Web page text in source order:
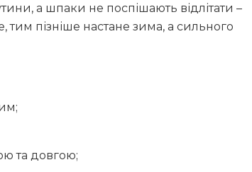
а шпаки не поспішають відлітати –
тим пізніше настане зима, а сильного
та довгою;